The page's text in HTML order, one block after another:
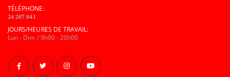
TÉLÉPHONE:
𝟐𝟒 𝟐𝟎𝟕 𝟎𝟒𝟏
JOURS/HEURES DE TRAVAIL:
Lun - Dim / 9h00 - 20h00